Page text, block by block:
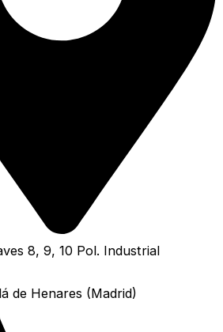
8, 9, 10 Pol. Industrial
de Henares (Madrid)